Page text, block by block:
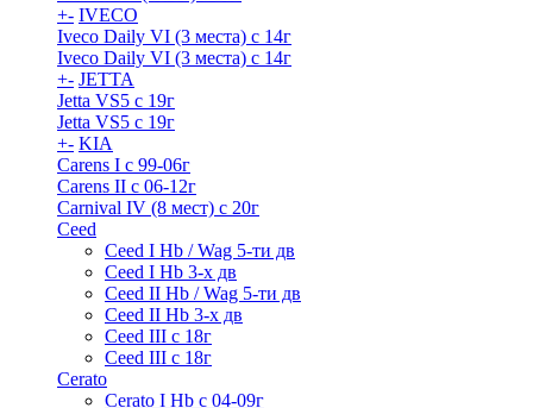
+- IVECO
Iveco Daily VI (3 места) с 14г
Iveco Daily VI (3 места) с 14г
+- JETTA
Jetta VS5 с 19г
Jetta VS5 с 19г
+- KIA
Carens I c 99-06г
Carens II c 06-12г
Carnival IV (8 мест) с 20г
Ceed
Ceed I Hb / Wag 5-ти дв
Ceed I Hb 3-х дв
Ceed II Hb / Wag 5-ти дв
Ceed II Hb 3-х дв
Ceed III с 18г
Ceed III с 18г
Cerato
Cerato I Hb с 04-09г